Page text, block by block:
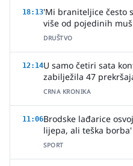
18:13'Mi braniteljice često
više od pojedinih
DRUŠTVO
12:14U samo četiri sata
zabilježila 47
CRNA KRONIKA
11:06Brodske lađarice
lijepa, ali teška borba'
SPORT